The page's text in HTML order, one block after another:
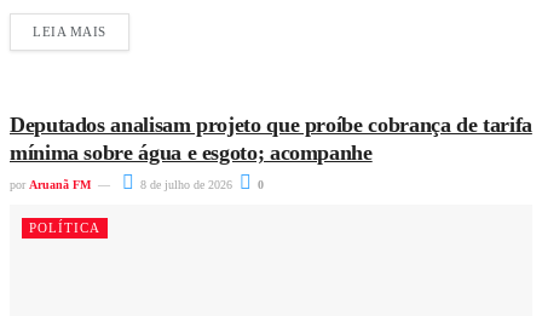
LEIA MAIS
Deputados analisam projeto que proíbe cobrança de tarifa
mínima sobre água e esgoto; acompanhe
por Aruanã FM 8 de julho de 2026 0
POLÍTICA